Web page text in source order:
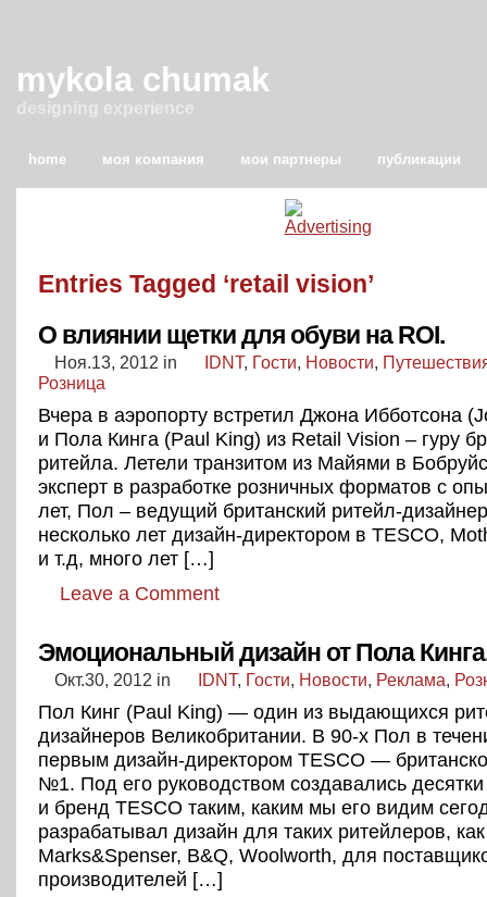
mykola chumak
home моя компания мои партнеры публикации
Entries Tagged ‘retail vision’
О влиянии щетки для обуви на ROI.
Ноя.13, 2012 in IDNT, Гости, Новости,
Розница
Вчера в аэропорту встретил Джона Ибботсона
и Пола Кинга (Paul King) из Retail Vision – гуру
ритейла. Летели транзитом из Майями в
эксперт в разработке розничных форматов с
лет, Пол – ведущий британский ритейл-
несколько лет дизайн-директором в TESCO,
и т.д, много лет […]
Leave a Comment
Эмоциональный дизайн от Пола
Окт.30, 2012 in IDNT, Гости, Новости, Реклама,
Пол Кинг (Paul King) — один из выдающихся
дизайнеров Великобритании. В 90-х Пол в
первым дизайн-директором TESCO —
№1. Под его руководством создавались
и бренд TESCO таким, каким мы его видим
разрабатывал дизайн для таких ритейлеров, как
Marks&Spenser, B&Q, Woolworth, для
производителей […]